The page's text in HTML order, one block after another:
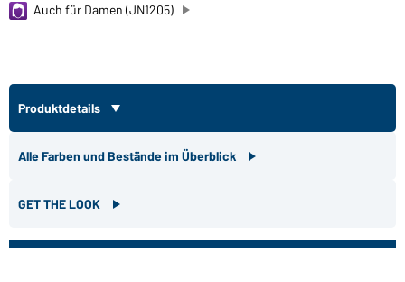
Auch für Damen (JN1205)
Produktdetails
Alle Farben und Bestände im Überblick
GET THE LOOK